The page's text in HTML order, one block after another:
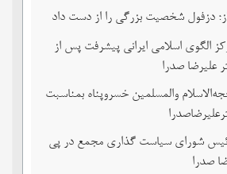
دزفول شخصیت بزرگی را از دست داد
الگوی اسلامی ایرانی پیشرفت پس از
علیرضا صدرا
والمسلمین خسروپناه بمناسبت
شورای سیاست گذاری مجمع در پی
صدرا